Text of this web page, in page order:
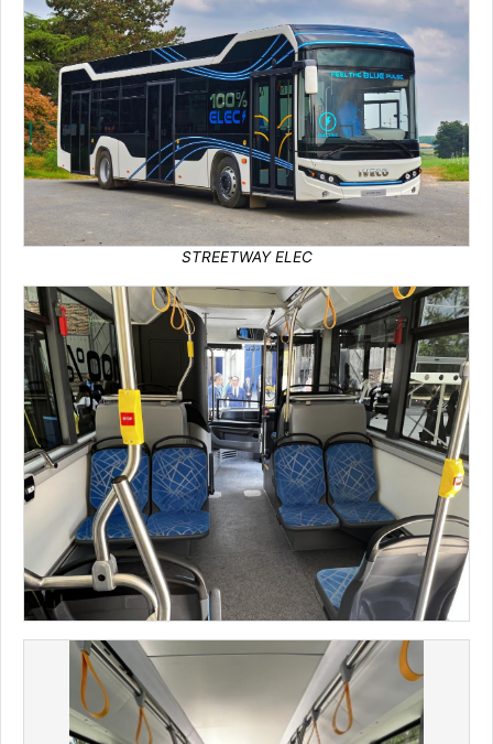
STREETWAY ELEC